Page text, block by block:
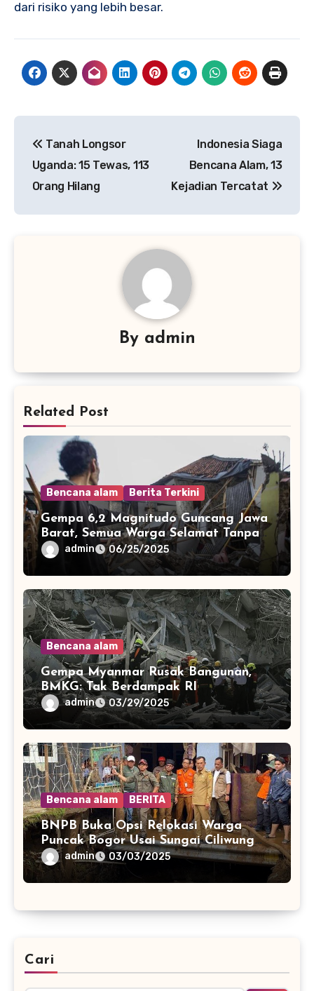
dari risiko yang lebih besar.
pos
Tanah Longsor
Uganda: 15 Tewas, 113
Orang Hilang
Indonesia Siaga
Bencana Alam, 13
Kejadian Tercatat
By admin
Related Post
Bencana alam Berita Terkini
Gempa 6,2 Magnitudo Guncang Jawa
Barat, Semua Warga Selamat Tanpa
Korban Jiwa
admin 06/25/2025
Bencana alam
Gempa Myanmar Rusak Bangunan,
BMKG: Tak Berdampak RI
admin 03/29/2025
Bencana alam BERITA
BNPB Buka Opsi Relokasi Warga
Puncak Bogor Usai Sungai Ciliwung
Meluap
admin 03/03/2025
Cari